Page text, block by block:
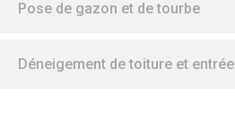
Pose de gazon et de tourbe
Déneigement de toiture et entrée